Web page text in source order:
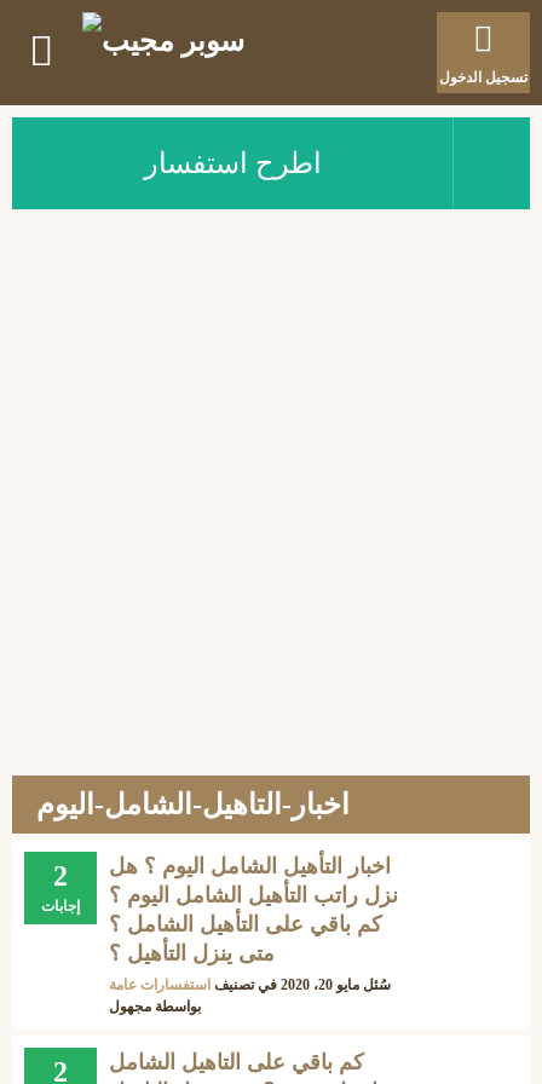
تسجيل الدخول
اطرح استفسار
اخبار-التاهيل-الشامل-اليوم
2
إجابات
اخبار التأهيل الشامل اليوم ؟ هل
نزل راتب التأهيل الشامل اليوم ؟
كم باقي على التأهيل الشامل ؟
متى ينزل التأهيل ؟
سُئل مايو 20، 2020 في تصنيف استفسارات عامة
بواسطة مجهول
2
كم باقي على التاهيل الشامل